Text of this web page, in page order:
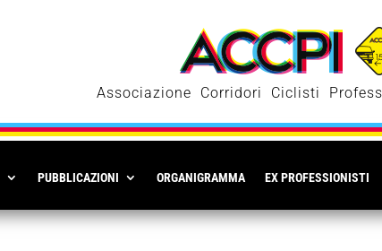
Associazione Corridori Ciclisti
PUBBLICAZIONI ORGANIGRAMMA EX PROFESSIONISTI